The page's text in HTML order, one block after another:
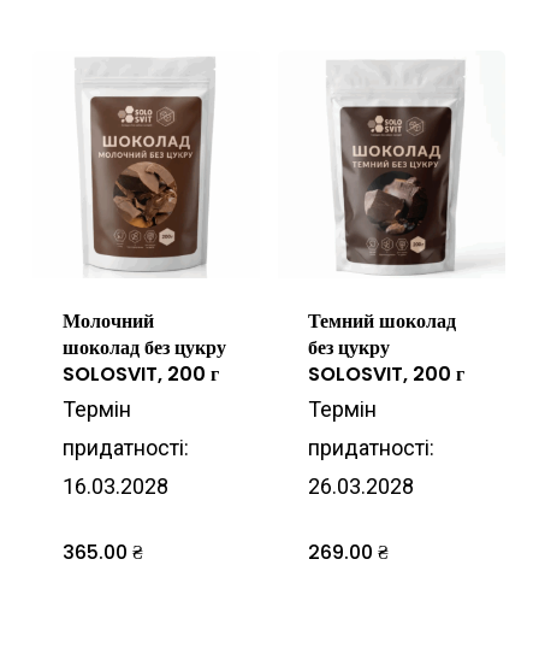
має
кілька
варіантів.
Параметри
можна
вибрати
товару
Молочний
шоколад без цукру
SOLOSVIT, 200 г
Термін
придатності:
16.03.2028
365.00 ₴
Темний шоколад
без цукру
SOLOSVIT, 200 г
Термін
придатності:
26.03.2028
269.00₴